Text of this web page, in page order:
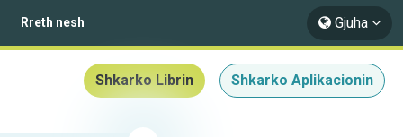
Rreth nesh Gjuha
Shkarko Librin Shkarko Aplikacionin